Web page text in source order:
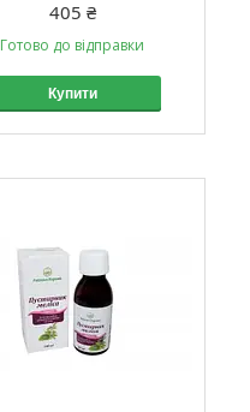
405 ₴
Готово до відправки
Купити